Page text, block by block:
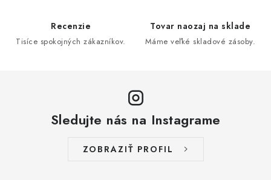
Recenzie
Tisíce spokojných zákazníkov.
Tovar naozaj na sklade
Máme veľké skladové zásoby.
Sledujte nás na Instagrame
ZOBRAZIŤ PROFIL